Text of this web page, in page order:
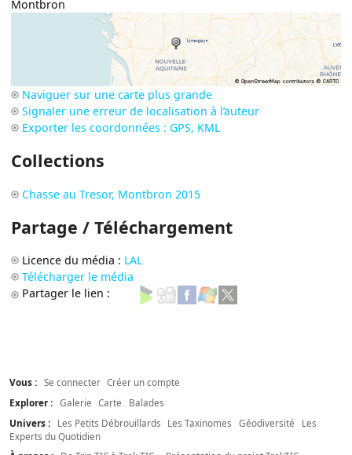
Montbron
Naviguer sur une carte plus grande
Signaler une erreur de localisation à l’auteur
Exporter les coordonnées : GPS, KML
Collections
Chasse au Tresor, Montbron 2015
Partage / Téléchargement
Licence du média : LAL
Télécharger le média
Partager le lien :
Vous : Se connecter Créer un compte
Explorer : Galerie Carte
Balades
Univers :
Les Petits Débrouillards Les Taxinomes Géodiversité
Les
Experts du Quotidien